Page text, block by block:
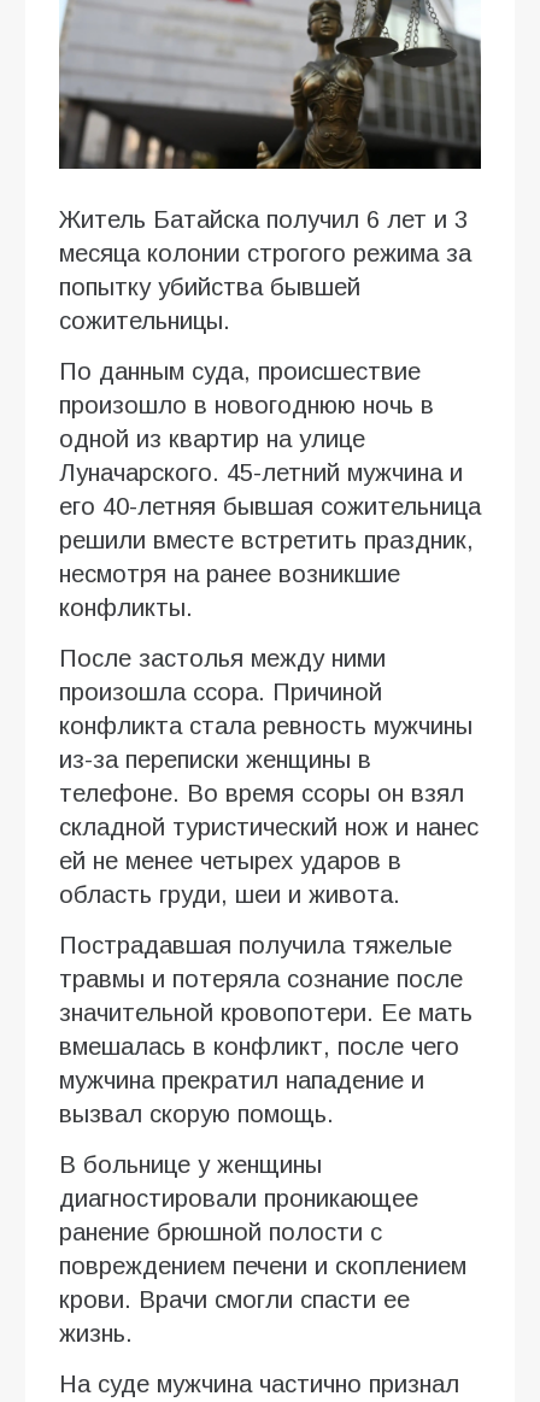
Житель Батайска получил 6 лет и 3
месяца колонии строгого режима за
попытку убийства бывшей
сожительницы.
По данным суда, происшествие
произошло в новогоднюю ночь в
одной из квартир на улице
Луначарского. 45-летний мужчина и
его 40-летняя бывшая сожительница
решили вместе встретить праздник,
несмотря на ранее возникшие
конфликты.
После застолья между ними
произошла ссора. Причиной
конфликта стала ревность мужчины
из-за переписки женщины в
телефоне. Во время ссоры он взял
складной туристический нож и нанес
ей не менее четырех ударов в
область груди, шеи и живота.
Пострадавшая получила тяжелые
травмы и потеряла сознание после
значительной кровопотери. Ее мать
вмешалась в конфликт, после чего
мужчина прекратил нападение и
вызвал скорую помощь.
В больнице у женщины
диагностировали проникающее
ранение брюшной полости с
повреждением печени и скоплением
крови. Врачи смогли спасти ее
жизнь.
На суде мужчина частично признал